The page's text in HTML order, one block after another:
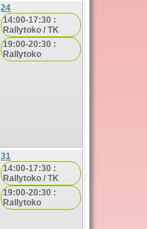
24
14:00-17:30 :
Rallytoko / TK
19:00-20:30 :
Rallytoko
31
14:00-17:30 :
Rallytoko / TK
19:00-20:30 :
Rallytoko